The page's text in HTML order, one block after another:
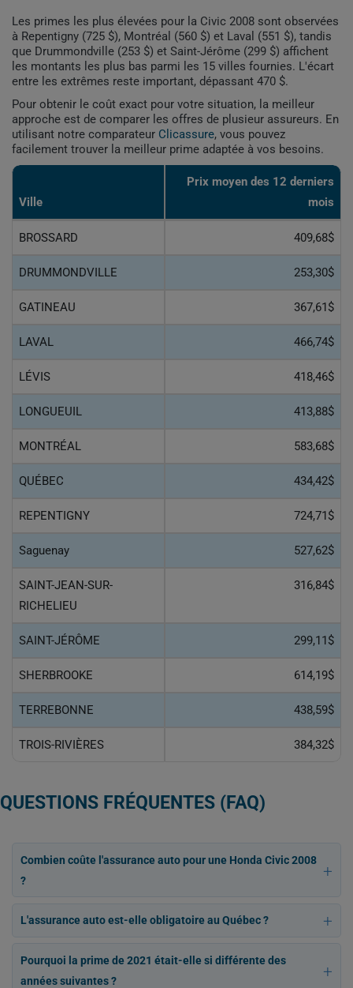
Les primes les plus élevées pour la Civic 2008 sont observées
à Repentigny (725 $), Montréal (560 $) et Laval (551 $), tandis
que Drummondville (253 $) et Saint-Jérôme (299 $) affichent
les montants les plus bas parmi les 15 villes fournies. L'écart
entre les extrêmes reste important, dépassant 470 $.
Pour obtenir le coût exact pour votre situation, la meilleur
approche est de comparer les offres de plusieur assureurs. En
utilisant notre comparateur Clicassure, vous pouvez
facilement trouver la meilleur prime adaptée à vos besoins.
Ville
Prix ​​moyen des 12 derniers
mois
BROSSARD 409,68$
DRUMMONDVILLE 253,30$
GATINEAU 367,61$
LAVAL 466,74$
LÉVIS 418,46$
LONGUEUIL 413,88$
MONTRÉAL 583,68$
QUÉBEC 434,42$
REPENTIGNY 724,71$
Saguenay 527,62$
SAINT-JEAN-SUR-
RICHELIEU
316,84$
SAINT-JÉRÔME 299,11$
SHERBROOKE 614,19$
TERREBONNE 438,59$
TROIS-RIVIÈRES 384,32$
QUESTIONS FRÉQUENTES (FAQ)
Combien coûte l'assurance auto pour une Honda Civic 2008
?
L'assurance auto est-elle obligatoire au Québec ?
Pourquoi la prime de 2021 était-elle si différente des
années suivantes ?